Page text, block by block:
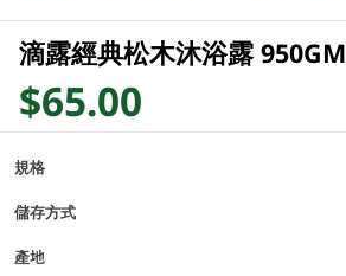
滴露經典松木沐浴露 950GM
$65.00
規格
儲存方式
產地